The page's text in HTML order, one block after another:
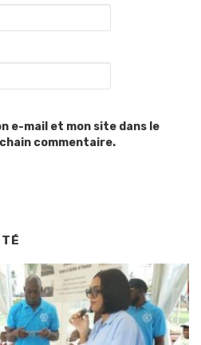
e-mail et mon site dans le
commentaire.